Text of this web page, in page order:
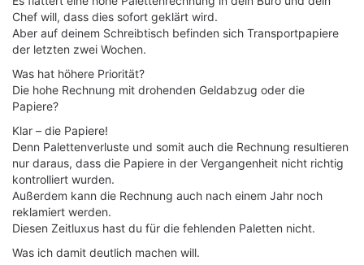
Chef will, dass dies sofort geklärt wird.
Aber auf deinem Schreibtisch befinden sich Transportpapiere
der letzten zwei Wochen.
Was hat höhere Priorität?
Die hohe Rechnung mit drohenden Geldabzug oder die
Papiere?
Klar – die Papiere!
Denn Palettenverluste und somit auch die Rechnung resultieren
nur daraus, dass die Papiere in der Vergangenheit nicht richtig
kontrolliert wurden.
Außerdem kann die Rechnung auch nach einem Jahr noch
reklamiert werden.
Diesen Zeitluxus hast du für die fehlenden Paletten nicht.
Was ich damit deutlich machen will.